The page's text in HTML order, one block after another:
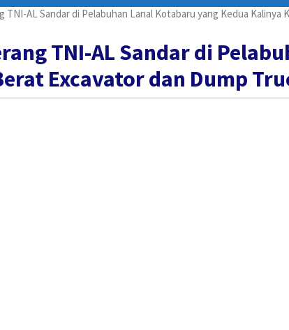
TNI-AL Sandar di Pelabuhan Lanal Kotabaru yang Kedua
TNI-AL Sandar di
Excavator dan Dump